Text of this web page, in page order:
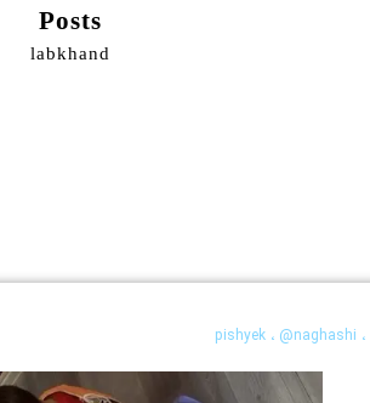
Posts
labkhand
، @naghashi ،